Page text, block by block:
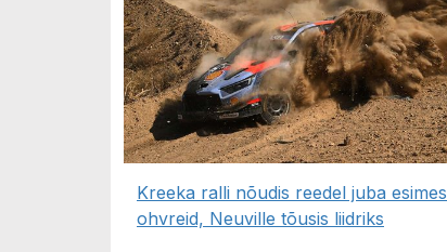
Kreeka ralli nõudis reedel juba
ohvreid, Neuville tõusis liidriks